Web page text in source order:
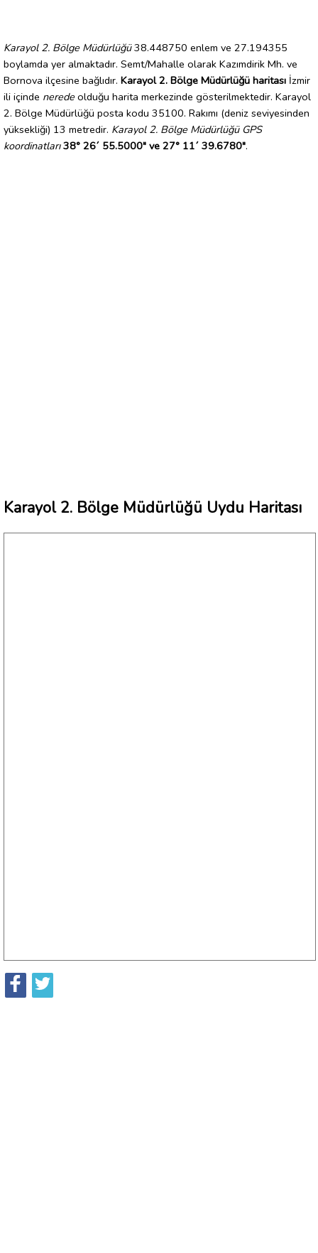
Karayol 2. Bölge Müdürlüğü38.448750 enlem ve 27.194355
boylamda yer almaktadır. Semt/Mahalle olarak Kazımdirik Mh. ve
Bornova ilçesine bağlıdır. Karayol 2. Bölge Müdürlüğü haritası İzmir
ili içinde nerede olduğu harita merkezinde gösterilmektedir. Karayol
2. Bölge Müdürlüğü posta kodu 35100. Rakımı (deniz seviyesinden
yüksekliği) 13 metredir. Karayol 2. Bölge Müdürlüğü GPS
koordinatları 38° 26´ 55.5000" ve 27° 11´ 39.6780".
Karayol 2. Bölge Müdürlüğü Uydu Haritası